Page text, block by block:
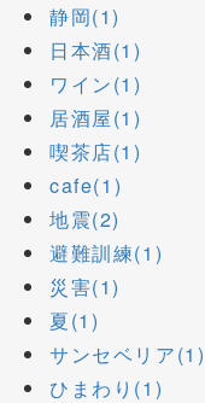
静岡(1)
日本酒(1)
ワイン(1)
居酒屋(1)
喫茶店(1)
cafe(1)
地震(2)
避難訓練(1)
災害(1)
夏(1)
サンセベリア(1)
ひまわり(1)